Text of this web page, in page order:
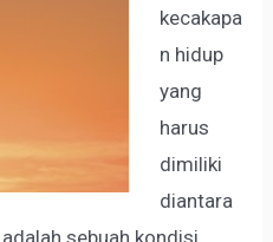
kecakapa
n hidup
yang
harus
dimiliki
diantara
sebuah kondisi